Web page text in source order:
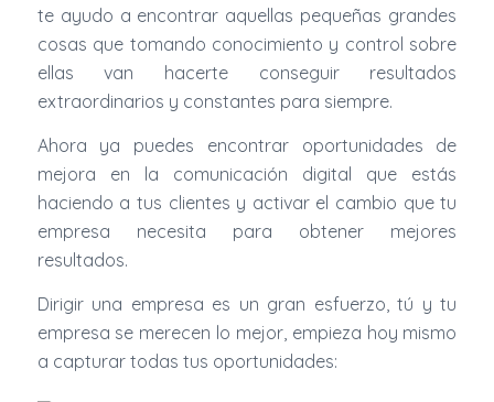
te ayudo a encontrar aquellas pequeñas grandes
cosas que tomando conocimiento y control sobre
ellas van hacerte conseguir resultados
extraordinarios y constantes para siempre.
Ahora ya puedes encontrar oportunidades de
mejora en la comunicación digital que estás
haciendo a tus clientes y activar el cambio que tu
empresa necesita para obtener mejores
resultados.
Dirigir una empresa es un gran esfuerzo, tú y tu
empresa se merecen lo mejor, empieza hoy mismo
a capturar todas tus oportunidades: